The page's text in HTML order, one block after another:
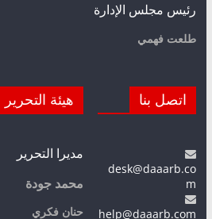
رئيس مجلس الإدارة
طلعت فهمي
اتصل بنا
desk@daaarb.co
m
help@daaarb.com
هيئة التحرير
مديرا التحرير
محمد جودة
حنان فكري